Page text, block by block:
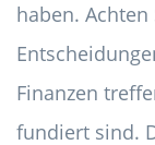
haben.
Finanzen
fundiert sind.